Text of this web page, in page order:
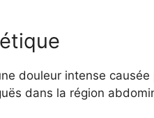
douleur intense
dans la région